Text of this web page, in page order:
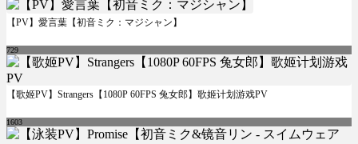
【PV】愛言葉【初音ミク：マジシャン】
729
【歌姬PV】Strangers【1080P 60FPS 兔女郎】歌姬计划游戏PV
1603